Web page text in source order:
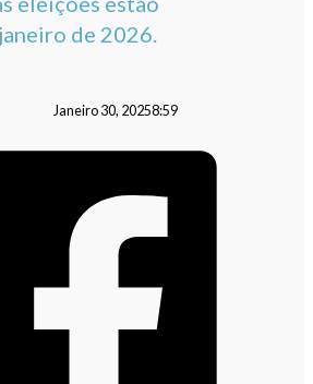
de 2026.
Janeiro 30, 20258:59